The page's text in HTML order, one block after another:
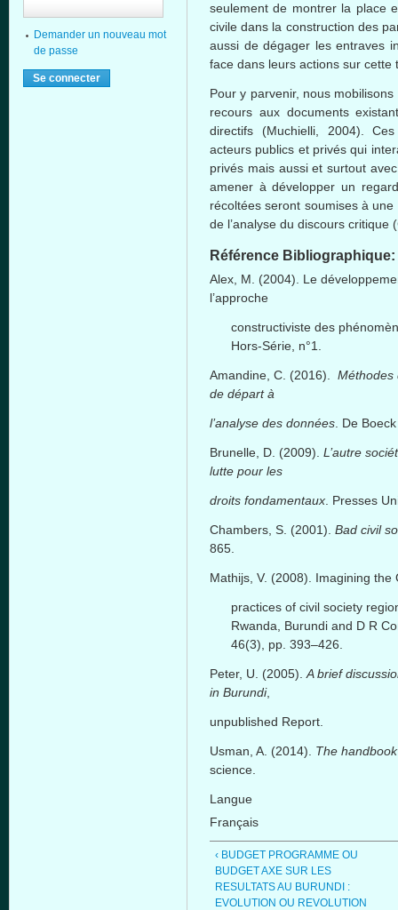
seulement de montrer la place
civile dans la construction des
aussi de dégager les entraves
face dans leurs actions sur cette
Pour y parvenir, nous
recours aux documents
directifs (Muchielli, 2004).
acteurs publics et privés qui
privés mais aussi et surtout
amener à développer un
récoltées seront soumises à
de l’analyse du discours critique
Référence Bibliographique:
Alex, M. (2004). Le
l’approche
constructiviste des
Hors-Série, n°1.
Amandine, C. (2016). Méthodes
de départ à
l’analyse des données . De
Brunelle, D. (2009). L’autre
lutte pour les
droits fondamentaux . Presses
Chambers, S. (2001). Bad civil
865.
Mathijs, V. (2008). Imagining
practices of civil society
Rwanda, Burundi and D R
46(3), pp. 393–426.
Peter, U. (2005). A brief
in Burundi,
unpublished Report.
Usman, A. (2014). The
science.
Langue
Français
‹ BUDGET PROGRAMME OU
BUDGET AXE SUR LES
RESULTATS AU BURUNDI :
EVOLUTION OU REVOLUTION
Demander un nouveau mot
de passe